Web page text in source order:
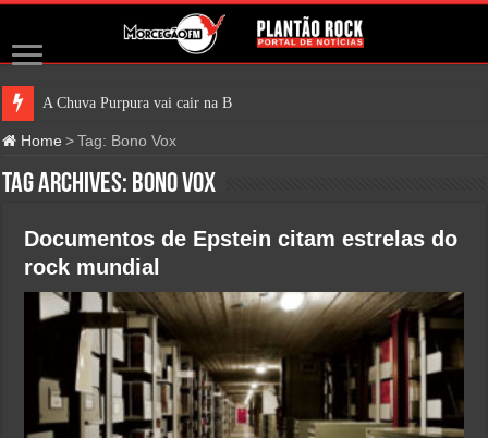
A Chuva Purpura vai cair na Broadway
Home > Tag: Bono Vox
Tag Archives: Bono Vox
Documentos de Epstein citam estrelas do
rock mundial